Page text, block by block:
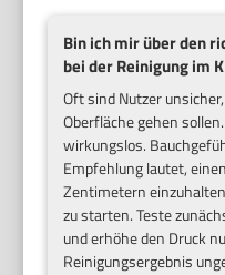
Bin ich mir über den
bei der Reinigung im
Oft sind Nutzer
Oberfläche gehen
wirkungslos.
Empfehlung lautet,
Zentimetern
zu starten. Teste
und erhöhe den Druck
Reinigungsergebnis